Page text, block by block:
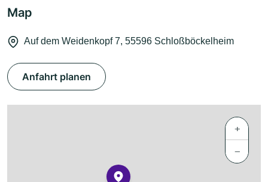
Map
Auf dem Weidenkopf 7, 55596 Schloßböckelheim
Anfahrt planen
+
−